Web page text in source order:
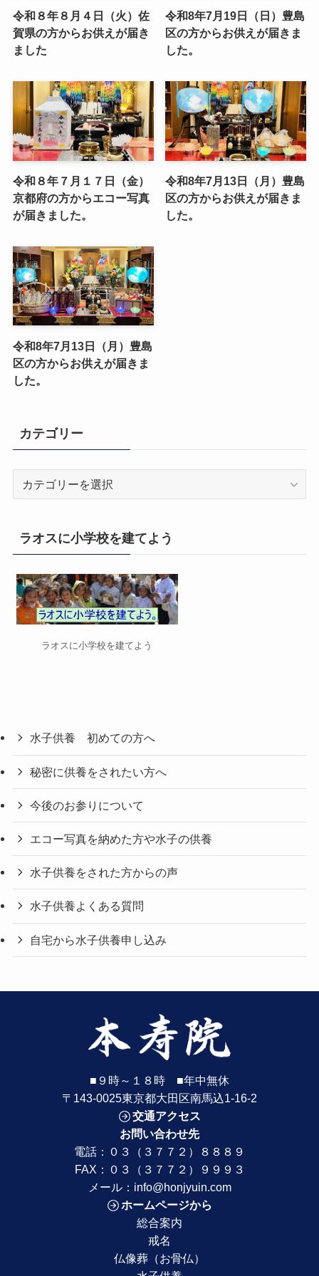
令和８年８月４日（火）佐
賀県の方からお供えが届き
ました
令和8年7月19日（日）豊島
区の方からお供えが届きま
した。
令和８年７月１７日（金）
京都府の方からエコー写真
が届きました。
令和8年7月13日（月）豊島
区の方からお供えが届きま
した。
令和8年7月13日（月）豊島
区の方からお供えが届きま
した。
カテゴリー
リ
ラオスに小学校を建てよう
ラオスに小学校を建てよう
水子供養 初めての方へ
秘密に供養をされたい方へ
今後のお参りについて
エコー写真を納めた方や水子の供養
水子供養をされた方からの声
水子供養よくある質問
自宅から水子供養申し込み
■９時～１８時 ■年中無休
〒143-0025東京都大田区南馬込1-16-2
交通アクセス
お問い合わせ先
電話： ０３（３７７２）８８８９
FAX：０３（３７７２）９９９３
メール： info@honjyuin.com
ホームページから
総合案内
戒名
仏像葬（お骨仏）